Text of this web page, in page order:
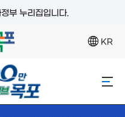
부 누리집입니다.
KR